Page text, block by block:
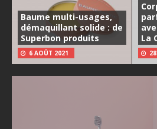
Baume multi-usages,
démaquillant solide : de
Superbon produits
6 AOÛT 2021
La